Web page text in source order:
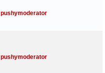
pushymoderator
pushymoderator